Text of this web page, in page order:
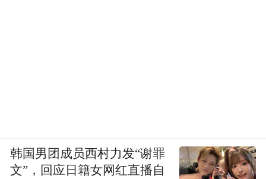
韩国男团成员西村力发“谢罪
文”，回应日籍女网红直播自